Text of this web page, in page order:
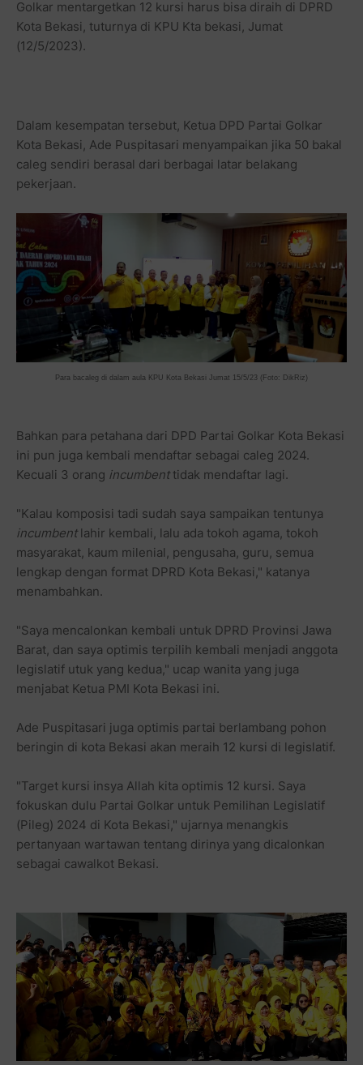
Golkar mentargetkan 12 kursi harus bisa diraih di DPRD
Kota Bekasi, tuturnya di KPU Kta bekasi, Jumat
(12/5/2023).
Dalam kesempatan tersebut, Ketua DPD Partai Golkar
Kota Bekasi, Ade Puspitasari menyampaikan jika 50 bakal
caleg sendiri berasal dari berbagai latar belakang
pekerjaan.
Para bacaleg di dalam aula KPU Kota Bekasi Jumat 15/5/23 (Foto: DikRiz)
Bahkan para petahana dari DPD Partai Golkar Kota Bekasi
ini pun juga kembali mendaftar sebagai caleg 2024.
Kecuali 3 orang incumbenttidak mendaftar lagi.
"Kalau komposisi tadi sudah saya sampaikan tentunya
incumbentlahir kembali, lalu ada tokoh agama, tokoh
masyarakat, kaum milenial, pengusaha, guru, semua
lengkap dengan format DPRD Kota Bekasi," katanya
menambahkan.
"Saya mencalonkan kembali untuk DPRD Provinsi Jawa
Barat, dan saya optimis terpilih kembali menjadi anggota
legislatif utuk yang kedua," ucap wanita yang juga
menjabat Ketua PMI Kota Bekasi ini.
Ade Puspitasari juga optimis partai berlambang pohon
beringin di kota Bekasi akan meraih 12 kursi di legislatif.
"Target kursi insya Allah kita optimis 12 kursi. Saya
fokuskan dulu Partai Golkar untuk Pemilihan Legislatif
(Pileg) 2024 di Kota Bekasi," ujarnya menangkis
pertanyaan wartawan tentang dirinya yang dicalonkan
sebagai cawalkot Bekasi.